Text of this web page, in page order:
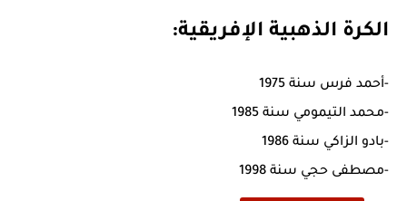
الكرة الذهبية الإفريقية:
-أحمد فرس سنة 1975
-محمد التيمومي سنة 1985
-بادو الزاكي سنة 1986
-مصطفى حجي سنة 1998